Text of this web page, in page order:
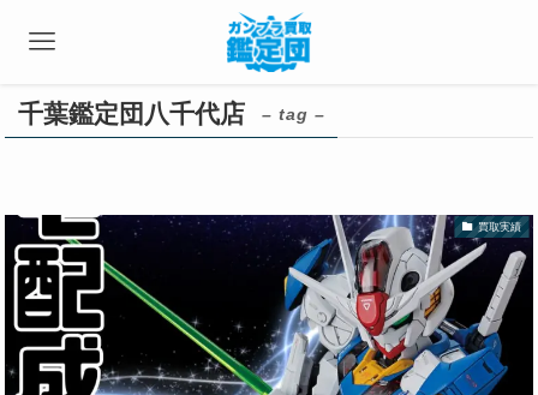
千葉鑑定団八千代店 – tag –
買取実績